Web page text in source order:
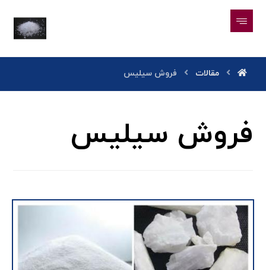
مقالات فروش سیلیس
فروش سیلیس